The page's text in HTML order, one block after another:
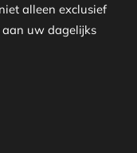
alleen exclusief
uw dagelijks